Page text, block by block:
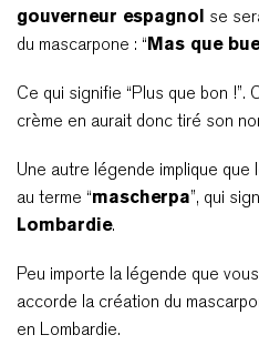
gouverneur espagnol se
du mascarpone : “Mas que
Ce qui signifie “Plus que bon !”.
crème en aurait donc tiré son
Une autre légende implique que
au terme “mascherpa”, qui
Lombardie.
Peu importe la légende que
accorde la création du
en Lombardie.